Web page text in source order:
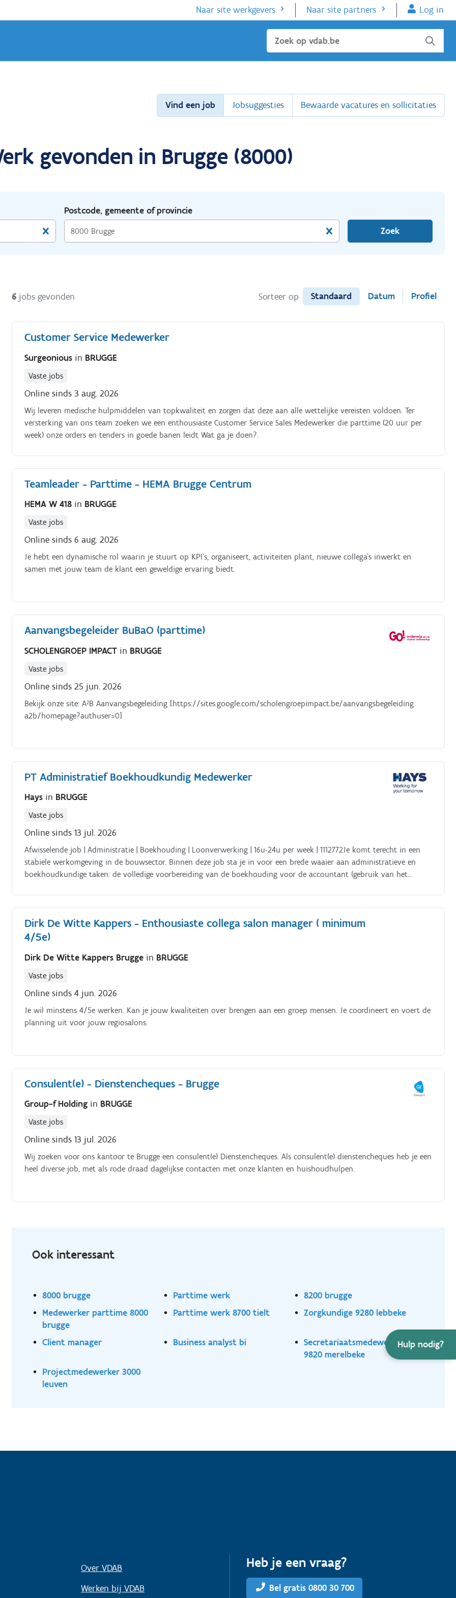
Naar site werkgevers Naar site partners Log in
Sluiten
Hulp nodig?
Vind een job Jobsuggesties Bewaarde vacatures en sollicitaties
gevonden in Brugge (8000)
Postcode, gemeente of provincie
Zoek
6 jobs gevonden Sorteer op Standaard Datum Profiel
Customer Service Medewerker
Surgeonious in BRUGGE
Vaste jobs
Online sinds 3 aug. 2026
Wij leveren medische hulpmiddelen van topkwaliteit en zorgen dat deze aan alle wettelijke vereisten voldoen. Ter
versterking van ons team zoeken we een enthousiaste Customer Service Sales Medewerker die parttime (20 uur per
week) onze orders en tenders in goede banen leidt Wat ga je doen?.
Teamleader - Parttime - HEMA Brugge Centrum
HEMA W 418 in BRUGGE
Vaste jobs
Online sinds 6 aug. 2026
Je hebt een dynamische rol waarin je stuurt op KPI’s, organiseert, activiteiten plant, nieuwe collega’s inwerkt en
samen met jouw team de klant een geweldige ervaring biedt.
Aanvangsbegeleider BuBaO (parttime)
SCHOLENGROEP IMPACT in BRUGGE
Vaste jobs
Online sinds 25 jun. 2026
Bekijk onze site: A²B Aanvangsbegeleiding [https://sites.google.com/scholengroepimpact.be/aanvangsbegeleiding
a2b/homepage?authuser=0]
PT Administratief Boekhoudkundig Medewerker
Hays in BRUGGE
Vaste jobs
Online sinds 13 jul. 2026
Afwisselende job | Administratie | Boekhouding | Loonverwerking | 16u-24u per week | 1112772Je komt terecht in een
stabiele werkomgeving in de bouwsector. Binnen deze job sta je in voor een brede waaier aan administratieve en
boekhoudkundige taken: de volledige voorbereiding van de boekhouding voor de accountant (gebruik van het
loonverwerking, algemene administratie, onthaal en telefoonpermanentie.
Dirk De Witte Kappers - Enthousiaste collega salon manager ( minimum
4/5e)
Dirk De Witte Kappers Brugge in BRUGGE
Vaste jobs
Online sinds 4 jun. 2026
Je wil minstens 4/5e werken. Kan je jouw kwaliteiten over brengen aan een groep mensen. Je coordineert en voert de
planning uit voor jouw regiosalons.
Consulent(e) - Dienstencheques - Brugge
Group-f Holding in BRUGGE
Vaste jobs
Online sinds 13 jul. 2026
Wij zoeken voor ons kantoor te Brugge een consulent(e) Dienstencheques. Als consulent(e) dienstencheques heb je een
heel diverse job, met als rode draad dagelijkse contacten met onze klanten en huishoudhulpen.
Ook interessant
8000 brugge Parttime werk
8200 brugge
Medewerker parttime 8000
brugge
Parttime werk 8700 tielt Zorgkundige 9280 lebbeke
Client manager Business analyst bi
Secretariaatsmedewerker
9820 merelbeke
Projectmedewerker 3000
leuven
Over VDAB
Werken bij VDAB
Heb je een vraag?
Bel gratis 0800 30 700